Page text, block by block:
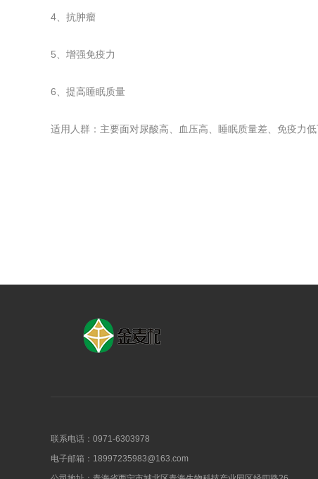
4、抗肿瘤
5、增强免疫力
6、提高睡眠质量
适用人群：主要面对尿酸高、血压高、睡眠质量差、免疫力
联系电话：0971-6303978
电子邮箱： 18997235983@163.com